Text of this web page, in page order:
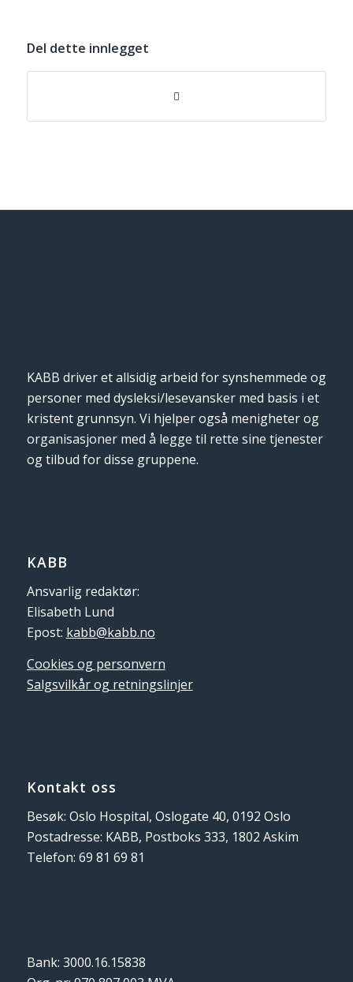
Del dette innlegget
KABB driver et allsidig arbeid for synshemmede og
personer med dysleksi/lesevansker med basis i et
kristent grunnsyn. Vi hjelper også menigheter og
organisasjoner med å legge til rette sine tjenester
og tilbud for disse gruppene.
KABB
Ansvarlig redaktør:
Elisabeth Lund
Epost: kabb@kabb.no
Cookies og personvern
Salgsvilkår og retningslinjer
Kontakt oss
Besøk: Oslo Hospital, Oslogate 40, 0192 Oslo
Postadresse: KABB, Postboks 333, 1802 Askim
Telefon: 69 81 69 81
Bank: 3000.16.15838